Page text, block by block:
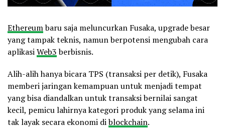
Ethereumbaru saja meluncurkan Fusaka, upgrade besar
yang tampak teknis, namun berpotensi mengubah cara
aplikasiWeb3berbisnis.
Alih-alih hanya bicara TPS (transaksi per detik), Fusaka
memberi jaringan kemampuan untuk menjadi tempat
yang bisa diandalkan untuk transaksi bernilai sangat
kecil, pemicu lahirnya kategori produk yang selama ini
tak layak secara ekonomi diblockchain.